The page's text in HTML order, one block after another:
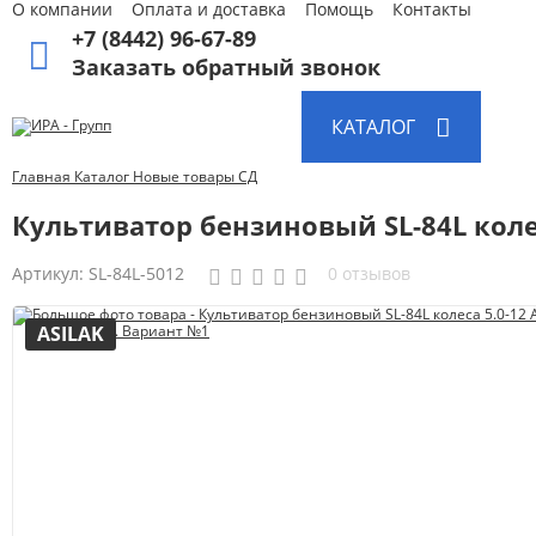
О компании Оплата и доставка Помощь Контакты
+7 (8442) 96-67-89
Заказать обратный звонок
КАТАЛОГ
Автоаксессуары и принадлежности
Инструменты и оборудование
Электроинструмент
Оборудование
Пневмоинструмент
Главная Каталог Новые товарыСД
Культиватор бензиновый SL-84L
Артикул: SL-84L-5012 0 отзывов
ASILAK